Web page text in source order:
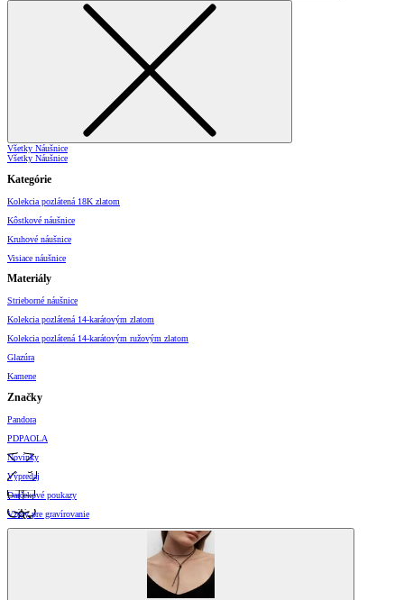
Všetky Náušnice
Všetky Náušnice
Kategórie
Kolekcia pozlátená 18K zlatom
Kôstkové náušnice
Kruhové náušnice
Visiace náušnice
Materiály
Strieborné náušnice
Kolekcia pozlátená 14-karátovým zlatom
Kolekcia pozlátená 14-karátovým ružovým zlatom
Glazúra
Kamene
Značky
Pandora
PDPAOLA
Novinky
Výpredaj
Darčekové poukazy
Vzory pre gravírovanie